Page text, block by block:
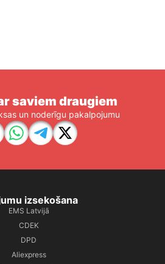
saviem draugiem
un noderīgu pakalpojumu
izsekošana
EMS Latvijā
CDEK
DPD
Aliexpress